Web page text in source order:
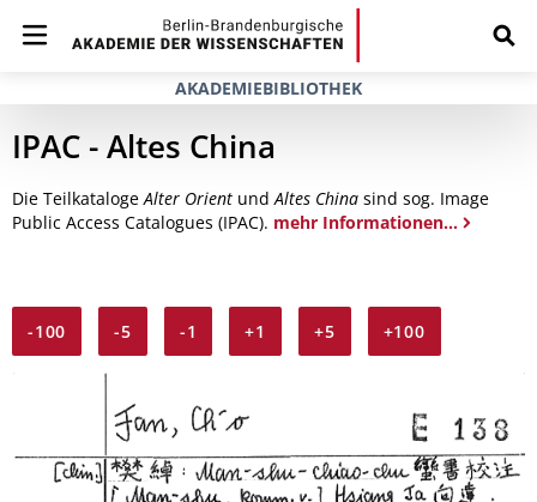
AKADEMIEBIBLIOTHEK
IPAC - Altes China
Die TeilkatalogeAlter Orient undAltes China sind sog. Image
Public Access Catalogues (IPAC). mehr Informationen...
-100 -5 -1 +1 +5 +100